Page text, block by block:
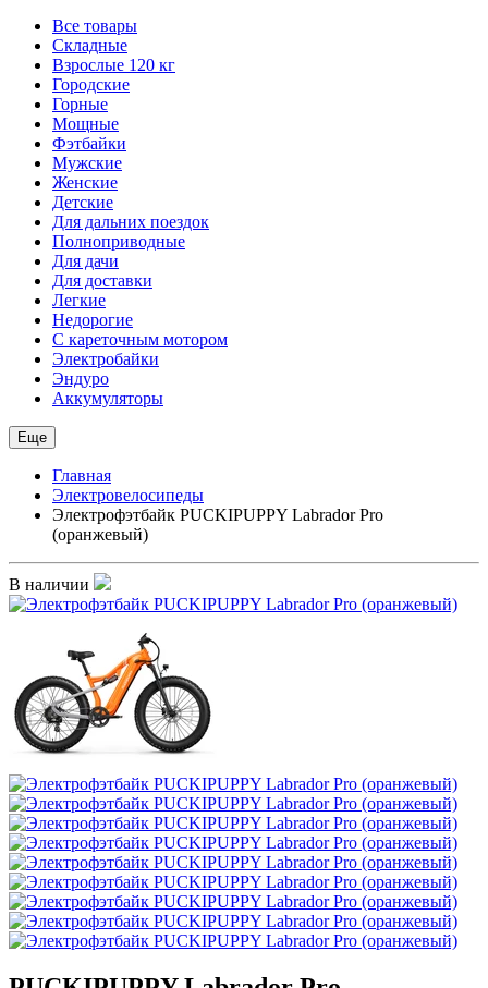
Все товары
Складные
Взрослые 120 кг
Городские
Горные
Мощные
Фэтбайки
Мужские
Женские
Детские
Для дальних поездок
Полноприводные
Для дачи
Для доставки
Легкие
Недорогие
С кареточным мотором
Электробайки
Эндуро
Аккумуляторы
Еще
Главная
Электровелосипеды
Электрофэтбайк PUCKIPUPPY Labrador Pro
(оранжевый)
В наличии